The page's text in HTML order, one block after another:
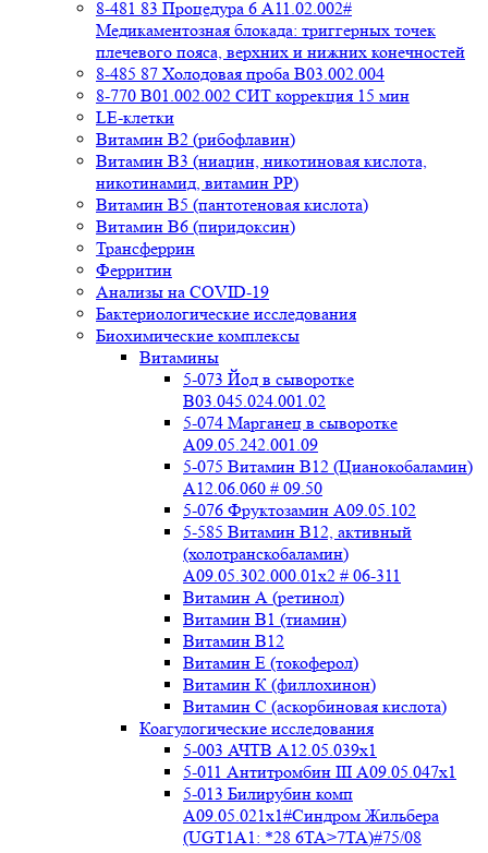
8-481 83 Процедура 6 A11.02.002#
Медикаментозная блокада: триггерных точек
плечевого пояса, верхних и нижних конечностей
8-485 87 Холодовая проба В03.002.004
8-770 B01.002.002 СИТ коррекция 15 мин
LE-клетки
Витамин В2 (рибофлавин)
Витамин В3 (ниацин, никотиновая кислота,
никотинамид, витамин PP)
Витамин В5 (пантотеновая кислота)
Витамин В6 (пиридоксин)
Трансферрин
Ферритин
Анализы на COVID-19
Бактериологические исследования
Биохимические комплексы
Витамины
5-073 Йод в сыворотке
B03.045.024.001.02
5-074 Марганец в сыворотке
A09.05.242.001.09
5-075 Витамин В12 (Цианокобаламин)
A12.06.060 # 09.50
5-076 Фруктозамин A09.05.102
5-585 Витамин B12, активный
(холотранскобаламин)
A09.05.302.000.01x2 # 06-311
Витамин А (ретинол)
Витамин В1 (тиамин)
Витамин В12
Витамин Е (токоферол)
Витамин К (филлохинон)
Витамин С (аскорбиновая кислота)
Коагулогические исследования
5-003 АЧТВ А12.05.039x1
5-011 Антитромбин III А09.05.047x1
5-013 Билирубин комп
A09.05.021x1#Синдром Жильбера
(UGT1A1: *28 6TA>7TA)#75/08